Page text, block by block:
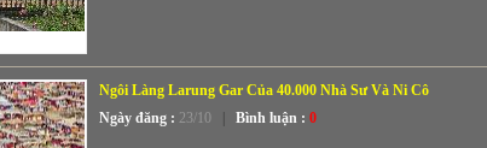
Ngôi Làng Larung Gar Của 40.000 Nhà Sư Và Ni Cô
Ngày đăng : 23/10| Bình luận : 0